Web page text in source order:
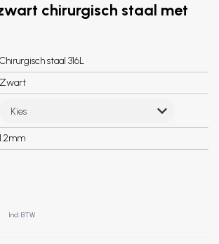
chirurgisch staal met
Chirurgisch staal 316L
Zwart
Kies
1.2mm
Incl. BTW